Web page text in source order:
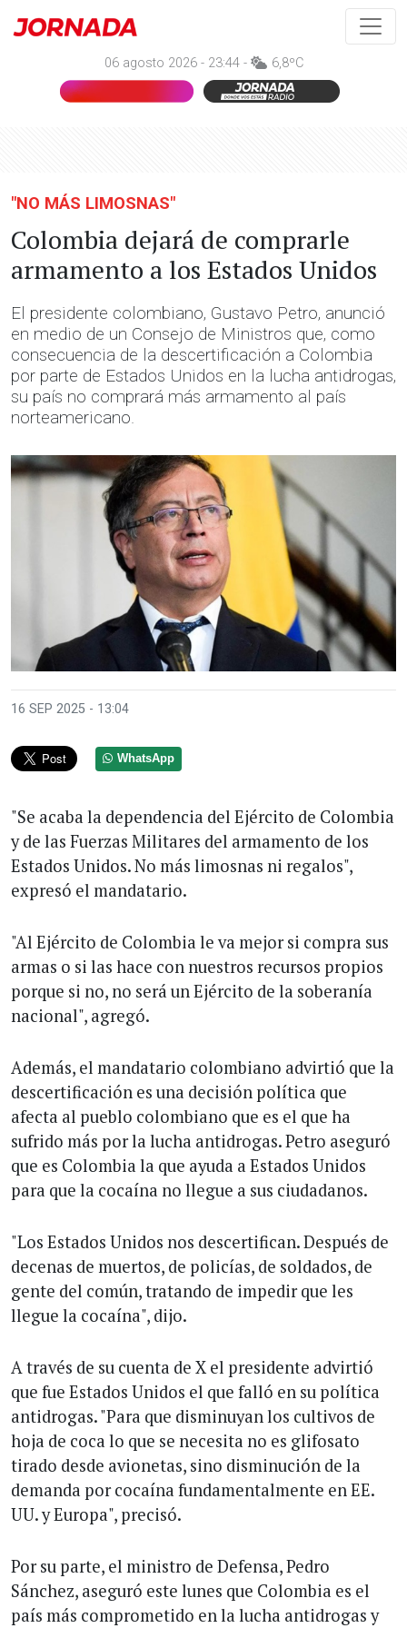
06 agosto 2026 - 23:44 - 6,8ºC
"NO MÁS LIMOSNAS"
Colombia dejará de comprarle
armamento a los Estados Unidos
El presidente colombiano, Gustavo Petro, anunció
en medio de un Consejo de Ministros que, como
consecuencia de la descertificación a Colombia
por parte de Estados Unidos en la lucha antidrogas,
su país no comprará más armamento al país
norteamericano.
16 SEP 2025 - 13:04
WhatsApp
"Se acaba la dependencia del Ejército de Colombia
y de las Fuerzas Militares del armamento de los
Estados Unidos. No más limosnas ni regalos",
expresó el mandatario.
"Al Ejército de Colombia le va mejor si compra sus
armas o si las hace con nuestros recursos propios
porque si no, no será un Ejército de la soberanía
nacional", agregó.
Además, el mandatario colombiano advirtió que la
descertificación es una decisión política que
afecta al pueblo colombiano que es el que ha
sufrido más por la lucha antidrogas. Petro aseguró
que es Colombia la que ayuda a Estados Unidos
para que la cocaína no llegue a sus ciudadanos.
"Los Estados Unidos nos descertifican. Después de
decenas de muertos, de policías, de soldados, de
gente del común, tratando de impedir que les
llegue la cocaína", dijo.
A través de su cuenta de X el presidente advirtió
que fue Estados Unidos el que falló en su política
antidrogas. "Para que disminuyan los cultivos de
hoja de coca lo que se necesita no es glifosato
tirado desde avionetas, sino disminución de la
demanda por cocaína fundamentalmente en EE.
UU. y Europa", precisó.
Por su parte, el ministro de Defensa, Pedro
Sánchez, aseguró este lunes que Colombia es el
país más comprometido en la lucha antidrogas y